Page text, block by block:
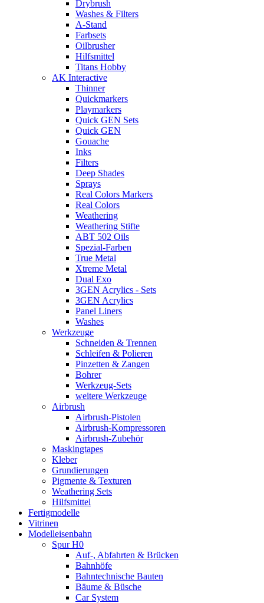
Drybrush
Washes & Filters
A-Stand
Farbsets
Oilbrusher
Hilfsmittel
Titans Hobby
AK Interactive
Thinner
Quickmarkers
Playmarkers
Quick GEN Sets
Quick GEN
Gouache
Inks
Filters
Deep Shades
Sprays
Real Colors Markers
Real Colors
Weathering
Weathering Stifte
ABT 502 Oils
Spezial-Farben
True Metal
Xtreme Metal
Dual Exo
3GEN Acrylics - Sets
3GEN Acrylics
Panel Liners
Washes
Werkzeuge
Schneiden & Trennen
Schleifen & Polieren
Pinzetten & Zangen
Bohrer
Werkzeug-Sets
weitere Werkzeuge
Airbrush
Airbrush-Pistolen
Airbrush-Kompressoren
Airbrush-Zubehör
Maskingtapes
Kleber
Grundierungen
Pigmente & Texturen
Weathering Sets
Hilfsmittel
Fertigmodelle
Vitrinen
Modelleisenbahn
Spur H0
Auf-, Abfahrten & Brücken
Bahnhöfe
Bahntechnische Bauten
Bäume & Büsche
Car System